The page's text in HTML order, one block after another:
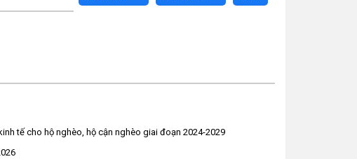
tế cho hộ nghèo, hộ cận nghèo giai đoạn 2024-2029